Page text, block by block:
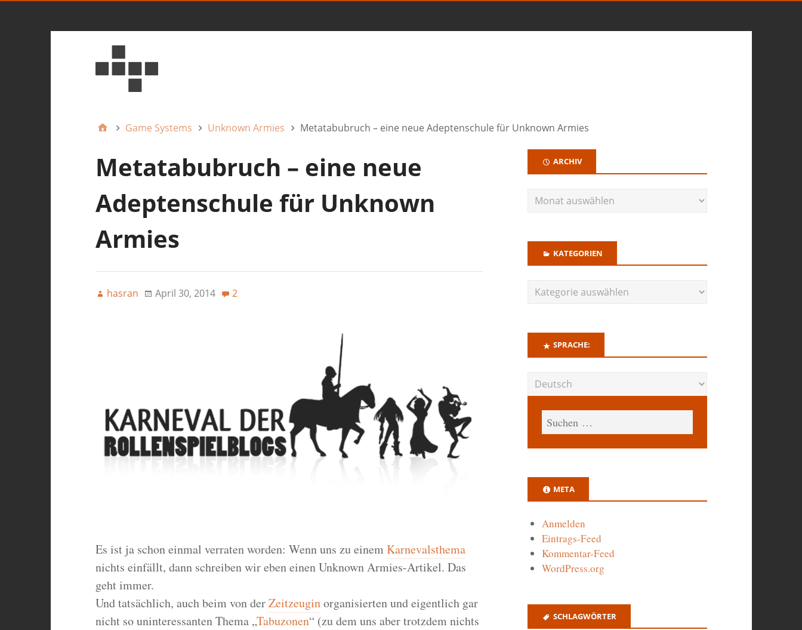
Game Systems Unknown Armies Metatabubruch – eine neue Adeptenschule für Unknown Armies
Metatabubruch – eine neue
Adeptenschule für Unknown
Armies
hasran April 30, 2014 2
Es ist ja schon einmal verraten worden: Wenn uns zu einemKarnevalsthema
nichts einfällt, dann schreiben wir eben einen Unknown Armies-Artikel. Das
geht immer.
Und tatsächlich, auch beim von derZeitzeuginorganisierten und eigentlich gar
nicht so uninteressanten Thema „Tabuzonen“ (zu dem uns aber trotzdem nichts
ARCHIV
KATEGORIEN
SPRACHE:
META
Anmelden
Eintrags-Feed
Kommentar-Feed
WordPress.org
SCHLAGWÖRTER